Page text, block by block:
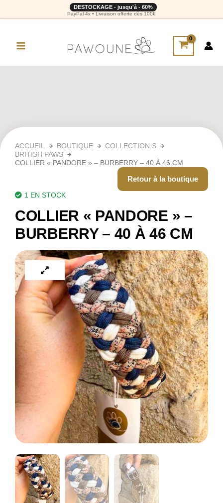
DESTOCKAGE - jusqu'à - 60%
PayPal 4x • Livraison offerte dès 100€
ACCUEIL BOUTIQUE
COLLECTION.S
BRITISH PAWS
COLLIER « PANDORE » – BURBERRY – 40 À 46 CM
Retour à la boutique
1 EN STOCK
COLLIER « PANDORE » –
BURBERRY – 40 À 46 CM